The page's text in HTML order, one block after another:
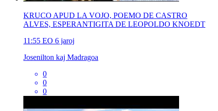
KRUCO APUD LA VOJO, POEMO DE CASTRO
ALVES, ESPERANTIGITA DE LEOPOLDO KNOEDT
11:55 EO 6 jaroj
Josenilton kaj Madragoa
0
0
0